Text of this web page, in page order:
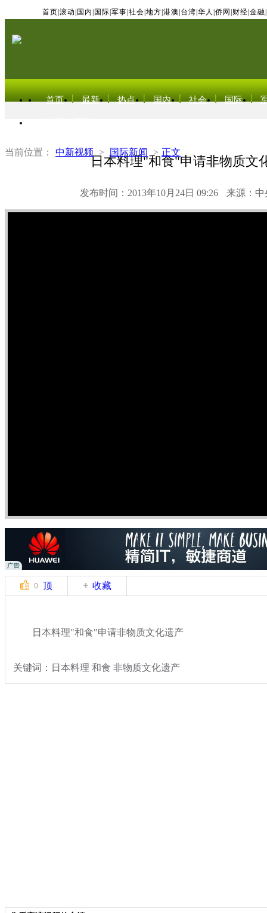
首页 滚动 国内 国际 军事 社会 地方 港澳 台湾 华人 侨网 财经 金融
首页 最新 热点 国内 社会 国际
当前位置： 中新视频 > 国际新闻 > 正文
日本料理"和食"申请非物质文
发布时间：2013年10月24日 09:26 来源：中
0 顶 收藏
日本料理"和食"申请非物质文化遗产
关键词：日本料理 和食 非物质文化遗产